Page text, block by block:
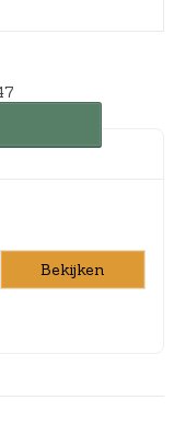
Bekijken